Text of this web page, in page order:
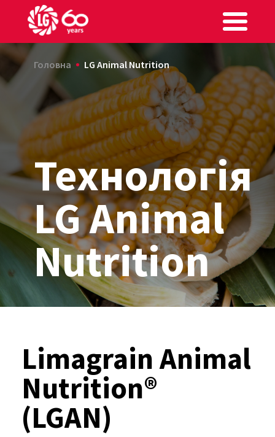
Головна LG Animal Nutrition
Технологія
LG Animal
Nutrition
Limagrain Animal
Nutrition®
(LGAN)